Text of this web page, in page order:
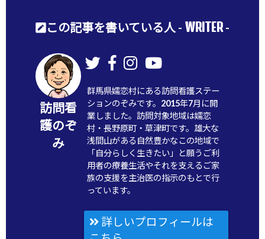
この記事を書いている人 - WRITER-
訪問看
護のぞ
み
群馬県嬬恋村にある訪問看護ステー
ションのぞみです。2015年7月に開
業しました。訪問対象地域は嬬恋
村・長野原町・草津町です。雄大な
浅間山がある自然豊かなこの地域で
「自分らしく生きたい」と願うご利
用者の療養生活やそれを支えるご家
族の支援を主治医の指示のもとで行
っています。
詳しいプロフィールは